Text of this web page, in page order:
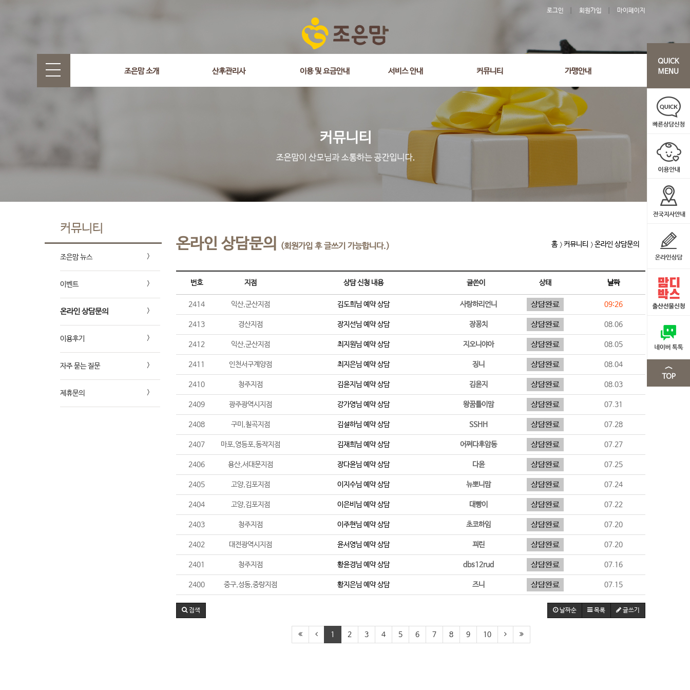
로그인 회원가입 마이페이지
조은맘 소개 산후관리사 이용 및 요금안내 서비스 안내 커뮤니티 가맹안내
커뮤니티
조은맘 뉴스
이벤트
온라인 상담문의
이용후기
자주 묻는 질문
제휴문의
온라인 상담문의 (회원가입 후 글쓰기 가능합니다.) 홈 커뮤니티 온라인 상담문의
번호 지점 상담 신청 내용 글쓴이 상태 날짜
2414 익산,군산지점 김도희님 예약 상담 사랑하리언니 09:26
2413 경산지점 장지선님 예약 상담 장꽁치 08.06
2412 익산,군산지점 최지원님 예약 상담 지오니야아 08.05
2411 인천서구계양점 최지은님 예약 상담 징니 08.04
2410 청주지점 김윤지 님 예약 상담 김윤지 08.03
2409 광주광역시지점 강가영님 예약 상담 왕꿈틀이맘 07.31
2408 구미,칠곡지점 김설하님 예약 상담 SSHH 07.28
2407 마포,영등포,동작지점 김재희님 예약 상담 어쩌다후암동 07.27
2406 용산,서대문지점 장다윤님 예약 상담 다윤 07.25
2405 고양,김포지점 이지수님 예약 상담 뉴뽀니맘 07.24
2404 고양,김포지점 이은비 님 예약 상담 대빵이 07.22
2403 청주지점 이주현님 예약 상담 초코하임 07.20
2402 대전광역시지점 윤서영님 예약 상담 끠린 07.20
2401 청주지점 황윤경님 예약 상담 dbs12rud 07.16
2400 중구,성동,중랑지점 황지은님 예약 상담 즈니 07.15
날짜순 목록 글쓰기
검색
1 2 3 4 5 6 7 8 9 10